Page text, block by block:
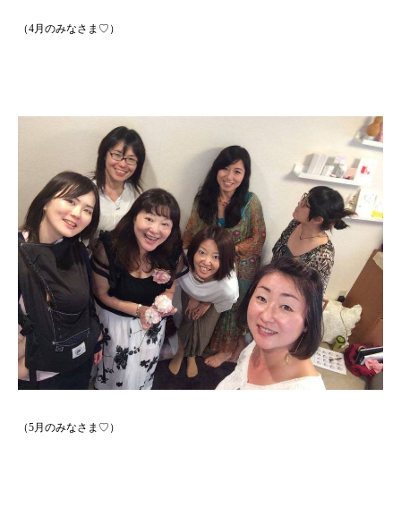
（4月のみなさま♡）
（5月のみなさま♡）